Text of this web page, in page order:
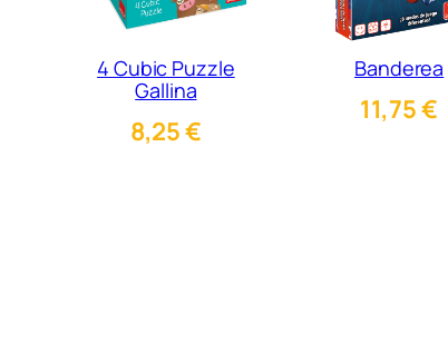
4 Cubic Puzzle
Gallina
8,25€
Banderea
11,75€